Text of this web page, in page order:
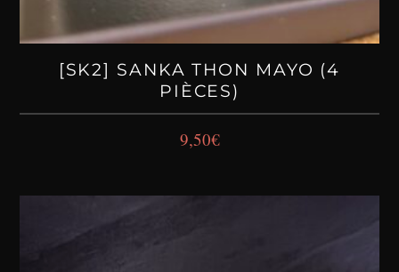
[SK2] SANKA THON MAYO (4
PIÈCES)
9,50€